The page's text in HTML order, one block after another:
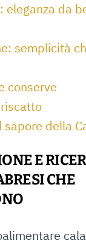
eleganza da
semplicità
conserve
della
E
CHE